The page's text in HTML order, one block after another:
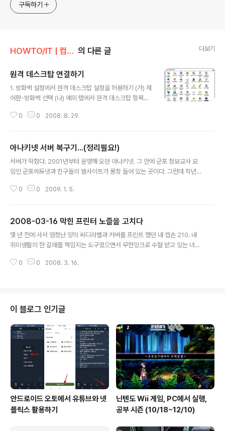
구독하기
HOWTO/IT | 컴퓨터 의 다른 글 더보기
원격 데스크탑 연결하기
1. 방화벽 설정에서 원격 데스크탑 설정을 허용하기 (가) 제
어판-방화벽 선택 (나) 예외 탭에서 원격 데스크탑 항목에
2. 원격 데스크탑 연결하기 시작-프로그램-보조프로그램-
0 0 2008. 8. 29.
아나키넷 서버 복구기...(정리필요!)
서버가 막혔다. 2001년부터 운영해 오던 아나키넷. 그 안에 군포 정보교사 모
임인 군포에듀넷과 친구들의 웹사이트가 몽창 들어 있는 곳이다. 그런데 작년
집선을 관리하는 군포교육청에서 아예 아이피를 막는 조치를 취했다. 사실, 2년
하게 막힌 서버에 대해 포기하고 지낸지 5개월이 지나도 별 무리가 없네. ㅋㅋ
ㅋ 하지만 아예 문 닫아 버릴 수도 없고... 해서. [준비된 것] 1. 내 도메인 2. 원본
서버 자료가 들어 있는 하드디스크 [작업 순서] 1. 델 미니 놋북의 아이피를 ..
0 0 2009. 1. 5.
2008-03-16 막힌 프린터 노즐을 고치다
몇 년 전에 사서 엄청난 양의 씨디라벨과 커버를 프린트 했던 내 엡손 210. 내
취미생활의 한 갈래를 책임지는 도구였으면서 무한잉크로 수혈 받고 있는 녀석
새 잉크통으로 교체 받고 나서 학교에서 프린트 하려고 가져다 놓았었다. 막상
(한 1년 되었나?) 안쓰고 있던 프린터이기도 했다. 빨간색이 아예 안 나와서 버
리고 새로 사려고 마음 먹고 있는 중이었다. 막상 버리려니 사 놓은 잉크병이 아
깝기도 하고 ..
0 0 2008. 3. 16.
이 블로그 인기글
안드로이드 오토에서 유튜브와 넷
플릭스 활용하기
닌텐도 Wii 게임, PC에서 실행,
공부 시즌 (10/18~12/10)